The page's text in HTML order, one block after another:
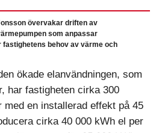
övervakar driften av
som anpassar
behov av värme och
ökade elanvändningen, som
har fastigheten cirka 300
en installerad effekt på 45
cirka 40 000 kWh el per